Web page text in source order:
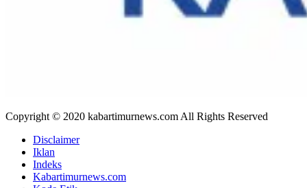
Copyright © 2020 kabartimurnews.com All Rights Reserved
Disclaimer
Iklan
Indeks
Kabartimurnews.com